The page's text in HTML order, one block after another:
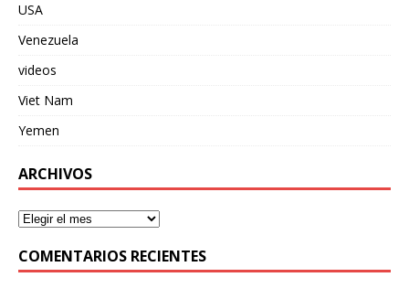
USA
Venezuela
videos
Viet Nam
Yemen
ARCHIVOS
COMENTARIOS RECIENTES